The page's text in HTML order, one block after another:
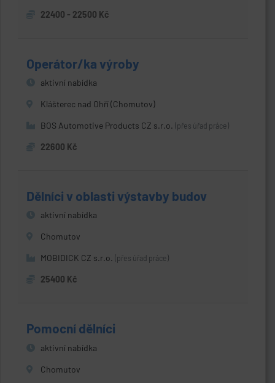
22400 - 22500 Kč
Operátor/ka výroby
aktivní nabídka
Klášterec nad Ohří (Chomutov)
BOS Automotive Products CZ s.r.o. (přes úřad práce)
22600 Kč
Dělníci v oblasti výstavby budov
aktivní nabídka
Chomutov
MOBIDICK CZ s.r.o. (přes úřad práce)
25400 Kč
Pomocní dělníci
aktivní nabídka
Chomutov